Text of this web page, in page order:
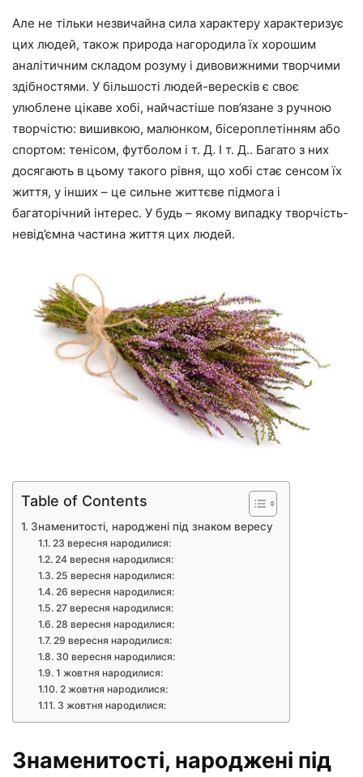
Але не тільки незвичайна сила характеру характеризує
цих людей, також природа нагородила їх хорошим
аналітичним складом розуму і дивовижними творчими
здібностями. У більшості людей-вересків є своє
улюблене цікаве хобі, найчастіше пов’язане з ручною
творчістю: вишивкою, малюнком, бісероплетінням або
спортом: тенісом, футболом і т. Д. І т. Д.. Багато з них
досягають в цьому такого рівня, що хобі стає сенсом їх
життя, у інших – це сильне життєве підмога і
багаторічний інтерес. У будь – якому випадку творчість-
невід’ємна частина життя цих людей.
Table of Contents
Знаменитості, народжені під знаком вересу
23 вересня народилися:
24 вересня народилися:
25 вересня народилися:
26 вересня народилися:
27 вересня народилися:
28 вересня народилися:
29 вересня народилися:
30 вересня народилися:
1 жовтня народилися:
2 жовтня народилися:
3 жовтня народилися:
Знаменитості, народжені під